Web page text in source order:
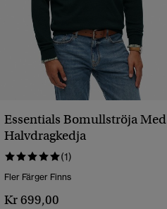
Essentials Bomullströja Med
Halvdragkedja
(1)
Fler Färger Finns
Kr 699,00